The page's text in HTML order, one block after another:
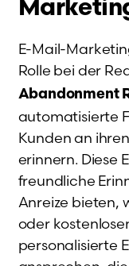
E-Mail-
Rolle bei der
Abandonment
automatisierte
Kunden an
erinnern. Diese
freundliche
Anreize bieten,
oder
personalisierte